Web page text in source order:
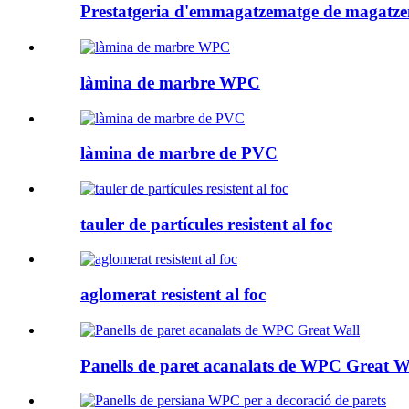
Prestatgeria d'emmagatzematge de
làmina de marbre WPC
làmina de marbre de PVC
tauler de partícules resistent al foc
aglomerat resistent al foc
Panells de paret acanalats de WPC Great